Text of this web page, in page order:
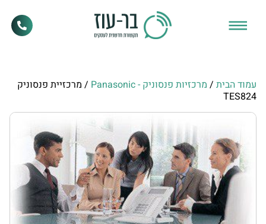
עמוד הבית / מרכזיות פנסוניק - ‏Panasonic
/ מרכזיית פנסוניק
TES824‎‏